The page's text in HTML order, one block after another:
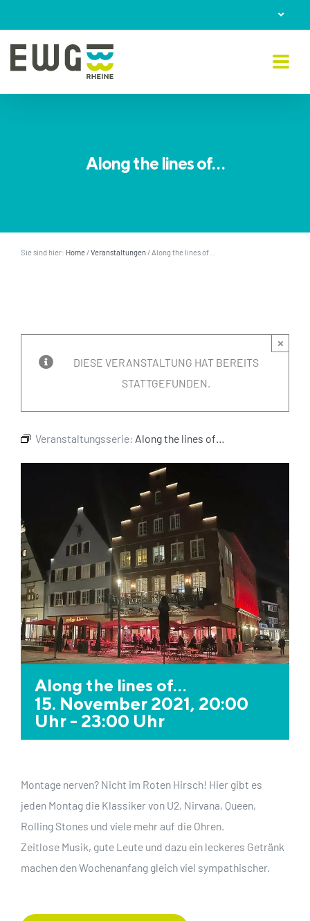
to
content
Along the lines of…
Sie sind hier: Home/Veranstaltungen/ Along the lines of…
DIESE VERANSTALTUNG HAT BEREITS
STATTGEFUNDEN.
×
Veranstaltungsserie: Along the lines of…
Along the lines of…
15. November 2021, 20:00
Uhr- 23:00 Uhr
Montage nerven? Nicht im Roten Hirsch! Hier gibt es
jeden Montag die Klassiker von U2, Nirvana, Queen,
Rolling Stones und viele mehr auf die Ohren.
Zeitlose Musik, gute Leute und dazu ein leckeres Getränk
machen den Wochenanfang gleich viel sympathischer.